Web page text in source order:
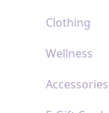
Clothing
Wellness
Accessories